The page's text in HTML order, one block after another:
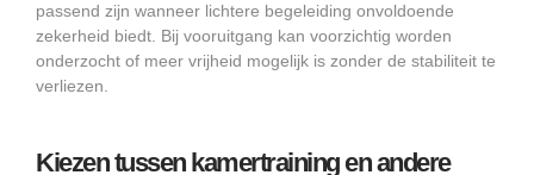
passend zijn wanneer lichtere begeleiding onvoldoende
zekerheid biedt. Bij vooruitgang kan voorzichtig worden
onderzocht of meer vrijheid mogelijk is zonder de stabiliteit te
verliezen.
Kiezen tussen kamertraining en andere